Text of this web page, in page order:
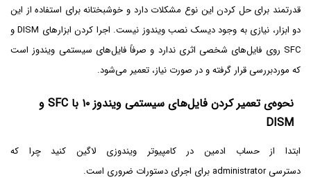
قدرتمند برای حل کردن این نوع مشکلات دارد و خوشبختانه برای استفاده از این
دو ابزار، نیازی به وجود دیسک نصب ویندوز نیست. اجرا کردن ابزارهای DISM و
SFC روی فایل‌های شخصی اثری ندارد و صرفاً فایل‌های سیستمی ویندوز است
که موردبررسی قرار گرفته و در صورت نیاز، تعمیر می‌شود.
نحوه‌ی تعمیر کردن فایل‌های سیستمی ویندوز ۱۰ با SFC و
DISM
ابتدا از حساب ادمین در کامپیوتر ویندوزی لاگین کنید چرا که
دسترسی administrator برای اجرای دستورات ضروری است.